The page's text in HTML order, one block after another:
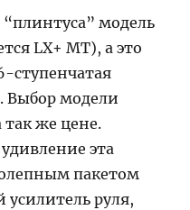
модель
LX+ MT), а это
ступенчатая
Выбор модели
так же цене.
эта
пакетом
руля,